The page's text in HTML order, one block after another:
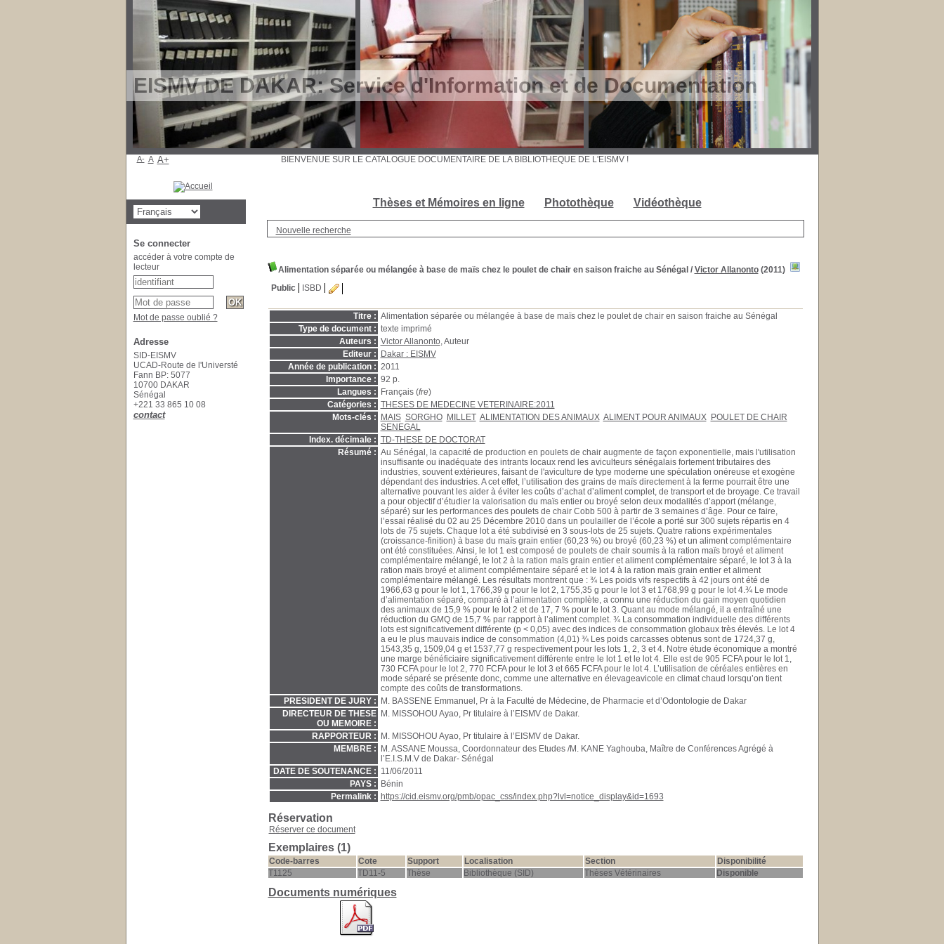
EISMV DE DAKAR: Service d'Information et de Documentation
Thèses et Mémoires en ligne Photothèque Vidéothèque
Nouvelle recherche
Alimentation séparée ou mélangée à base de maïs chez le poulet de chair en saison fraiche au Sénégal / Victor Allanonto(2011)
Public
ISBD
Titre : Alimentation séparée ou mélangée à base de maïs chez le poulet de chair en saison fraiche au Sénégal
Type de document : texte imprimé
Auteurs : Victor Allanonto, Auteur
Editeur :
Dakar : EISMV
Année de publication : 2011
Importance : 92 p.
Langues :
Français (fre)
Catégories : THESES DE MEDECINE VETERINAIRE:2011
Mots-clés :
MAIS SORGHO MILLET ALIMENTATION DES ANIMAUX ALIMENT POUR ANIMAUX
POULET DE CHAIR
SENEGAL
Index. décimale : TD-THESE DE DOCTORAT
Résumé : Au Sénégal, la capacité de production en poulets de chair augmente de façon exponentielle, mais l'utilisation
insuffisante ou inadéquate des intrants locaux rend les aviculteurs sénégalais fortement tributaires des
industries, souvent extérieures, faisant de l'aviculture de type moderne une spéculation onéreuse et exogène
dépendant des industries. A cet effet, l’utilisation des grains de maïs directement à la ferme pourrait être une
alternative pouvant les aider à éviter les coûts d’achat d’aliment complet, de transport et de broyage. Ce travail
a pour objectif d’étudier la valorisation du maïs entier ou broyé selon deux modalités d’apport (mélange,
séparé) sur les performances des poulets de chair Cobb 500 à partir de 3 semaines d’âge. Pour ce faire,
l’essai réalisé du 02 au 25 Décembre 2010 dans un poulailler de l’école a porté sur 300 sujets répartis en 4
lots de 75 sujets. Chaque lot a été subdivisé en 3 sous-lots de 25 sujets. Quatre rations expérimentales
(croissance-finition) à base du maïs grain entier (60,23 %) ou broyé (60,23 %) et un aliment complémentaire
ont été constituées. Ainsi, le lot 1 est composé de poulets de chair soumis à la ration maïs broyé et aliment
complémentaire mélangé, le lot 2 à la ration maïs grain entier et aliment complémentaire séparé, le lot 3 à la
ration maïs broyé et aliment complémentaire séparé et le lot 4 à la ration maïs grain entier et aliment
complémentaire mélangé. Les résultats montrent que : ¾ Les poids vifs respectifs à 42 jours ont été de
1966,63 g pour le lot 1, 1766,39 g pour le lot 2, 1755,35 g pour le lot 3 et 1768,99 g pour le lot 4.¾ Le mode
d’alimentation séparé, comparé à l’alimentation complète, a connu une réduction du gain moyen quotidien
des animaux de 15,9 % pour le lot 2 et de 17, 7 % pour le lot 3. Quant au mode mélangé, il a entraîné une
réduction du GMQ de 15,7 % par rapport à l’aliment complet. ¾ La consommation individuelle des différents
lots est significativement différente (p < 0,05) avec des indices de consommation globaux très élevés. Le lot 4
a eu le plus mauvais indice de consommation (4,01) ¾ Les poids carcasses obtenus sont de 1724,37 g,
1543,35 g, 1509,04 g et 1537,77 g respectivement pour les lots 1, 2, 3 et 4. Notre étude économique a montré
une marge bénéficiaire significativement différente entre le lot 1 et le lot 4. Elle est de 905 FCFA pour le lot 1,
730 FCFA pour le lot 2, 770 FCFA pour le lot 3 et 665 FCFA pour le lot 4. L’utilisation de céréales entières en
mode séparé se présente donc, comme une alternative en élevageavicole en climat chaud lorsqu’on tient
compte des coûts de transformations.
PRESIDENT DE JURY :
M. BASSENE Emmanuel, Pr à la Faculté de Médecine, de Pharmacie et d’Odontologie de Dakar
DIRECTEUR DE THESE
OU MEMOIRE :
M. MISSOHOU Ayao, Pr titulaire à l’EISMV de Dakar.
RAPPORTEUR :
M. MISSOHOU Ayao, Pr titulaire à l’EISMV de Dakar.
MEMBRE :
M. ASSANE Moussa, Coordonnateur des Etudes /M. KANE Yaghouba, Maître de Conférences Agrégé à
l’E.I.S.M.V de Dakar- Sénégal
DATE DE SOUTENANCE : 11/06/2011
PAYS :
Bénin
Permalink :
https://cid.eismv.org/pmb/opac_css/index.php?lvl=notice_display&id=1693
Réservation
Réserver ce document
Exemplaires (1)
Code-barres Cote Support Localisation Section
Disponibilité
T1125
TD11-5 Thèse Bibliothèque (SID) Thèses Vétérinaires Disponible
Documents numériques
BIENVENUE SUR LE CATALOGUE DOCUMENTAIRE DE LA BIBLIOTHEQUE DE L'EISMV !
A- A A+
Se connecter
accéder à votre compte de
lecteur
Mot de passe oublié ?
Adresse
SID-EISMV
UCAD-Route de l'Universté
Fann BP: 5077
10700 DAKAR
Sénégal
+221 33 865 10 08
contact